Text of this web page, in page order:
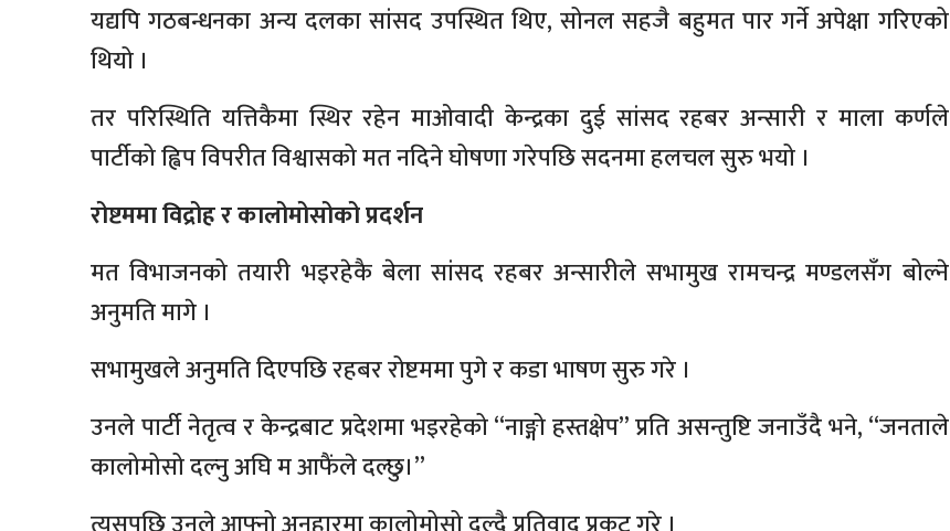
यद्यपि गठबन्धनका अन्य दलका सांसद उपस्थित थिए, सोनल सहजै बहुमत पार गर्ने अपेक्षा गरिएको
थियो ।
तर परिस्थिति यत्तिकैमा स्थिर रहेन माओवादी केन्द्रका दुई सांसद रहबर अन्सारी र माला कर्णले
पार्टीको ह्विप विपरीत विश्वासको मत नदिने घोषणा गरेपछि सदनमा हलचल सुरु भयो ।
रोष्टममा विद्रोह र कालोमोसोको प्रदर्शन
मत विभाजनको तयारी भइरहेकै बेला सांसद रहबर अन्सारीले सभामुख रामचन्द्र मण्डलसँग बोल्ने
अनुमति मागे ।
सभामुखले अनुमति दिएपछि रहबर रोष्टममा पुगे र कडा भाषण सुरु गरे ।
उनले पार्टी नेतृत्व र केन्द्रबाट प्रदेशमा भइरहेको “नाङ्गो हस्तक्षेप” प्रति असन्तुष्टि जनाउँदै भने, “जनताले
कालोमोसो दल्नु अघि म आफैंले दल्छु।”